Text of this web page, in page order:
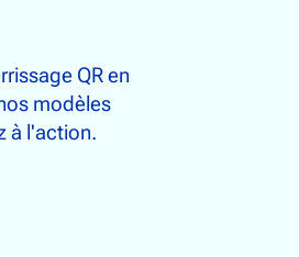
QR en
modèles
à l'action.